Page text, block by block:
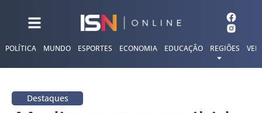
POLÍTICA MUNDO ESPORTES ECONOMIA EDUCAÇÃO REGIÕES
Destaques